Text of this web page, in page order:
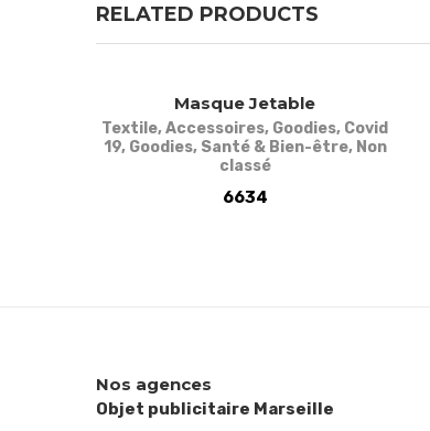
RELATED PRODUCTS
Masque Jetable
Textile,Accessoires, Goodies, Covid
19, Goodies, Santé & Bien-être, Non
classé
6634
Nos agences
Objet publicitaire Marseille